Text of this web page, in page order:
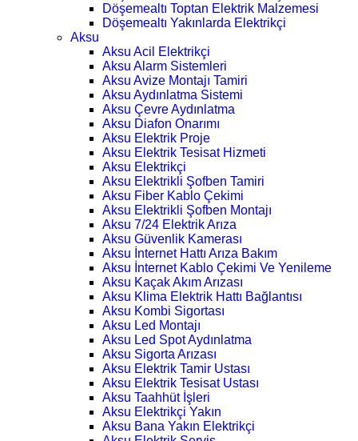
Döşemealtı Toptan Elektrik Malzemesi
Döşemealtı Yakınlarda Elektrikçi
Aksu
Aksu Acil Elektrikçi
Aksu Alarm Sistemleri
Aksu Avize Montajı Tamiri
Aksu Aydınlatma Sistemi
Aksu Çevre Aydınlatma
Aksu Diafon Onarımı
Aksu Elektrik Proje
Aksu Elektrik Tesisat Hizmeti
Aksu Elektrikçi
Aksu Elektrikli Şofben Tamiri
Aksu Fiber Kablo Çekimi
Aksu Elektrikli Şofben Montajı
Aksu 7/24 Elektrik Arıza
Aksu Güvenlik Kamerası
Aksu İnternet Hattı Arıza Bakım
Aksu İnternet Kablo Çekimi Ve Yenileme
Aksu Kaçak Akım Arızası
Aksu Klima Elektrik Hattı Bağlantısı
Aksu Kombi Sigortası
Aksu Led Montajı
Aksu Led Spot Aydınlatma
Aksu Sigorta Arızası
Aksu Elektrik Tamir Ustası
Aksu Elektrik Tesisat Ustası
Aksu Taahhüt İşleri
Aksu Elektrikçi Yakın
Aksu Bana Yakın Elektrikçi